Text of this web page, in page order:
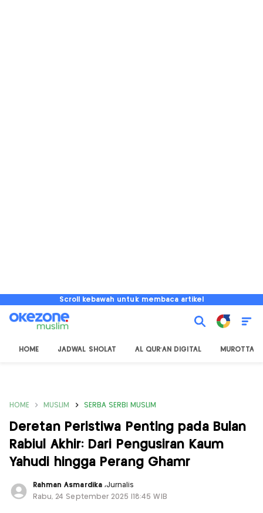
Scroll kebawah untuk membaca artikel
HOME JADWAL SHOLAT AL QUR'AN DIGITAL MUROTTAL
HOME MUSLIM SERBA SERBI MUSLIM
Deretan Peristiwa Penting pada Bulan
Rabiul Akhir: Dari Pengusiran Kaum
Yahudi hingga Perang Ghamr
Rahman Asmardika ,Jurnalis
Rabu, 24 September 2025 |18:45 WIB